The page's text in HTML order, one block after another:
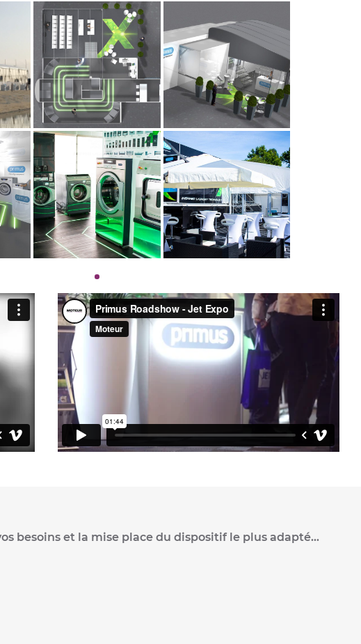
besoins et la mise place du dispositif le plus adapté...